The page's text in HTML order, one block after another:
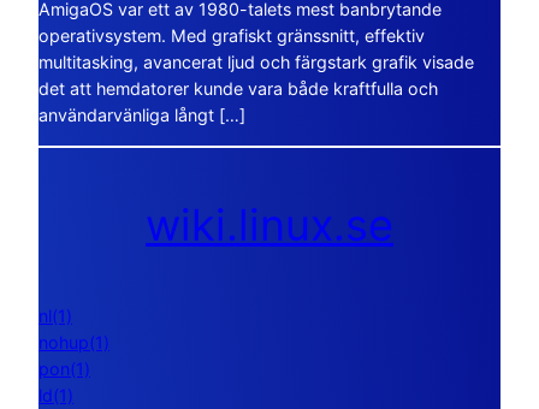
AmigaOS var ett av 1980-talets mest banbrytande
operativsystem. Med grafiskt gränssnitt, effektiv
multitasking, avancerat ljud och färgstark grafik visade
det att hemdatorer kunde vara både kraftfulla och
användarvänliga långt […]
wiki.linux.se
nl(1)
nohup(1)
pon(1)
ld(1)